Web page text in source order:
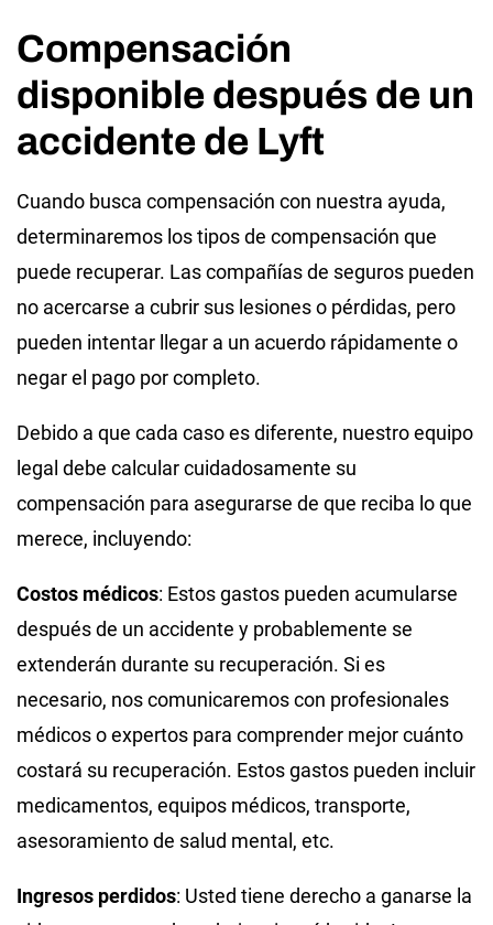
Compensación
disponible después de un
accidente de Lyft
Cuando busca compensación con nuestra ayuda,
determinaremos los tipos de compensación que
puede recuperar. Las compañías de seguros pueden
no acercarse a cubrir sus lesiones o pérdidas, pero
pueden intentar llegar a un acuerdo rápidamente o
negar el pago por completo.
Debido a que cada caso es diferente, nuestro equipo
legal debe calcular cuidadosamente su
compensación para asegurarse de que reciba lo que
merece, incluyendo:
Costos médicos: Estos gastos pueden acumularse
después de un accidente y probablemente se
extenderán durante su recuperación. Si es
necesario, nos comunicaremos con profesionales
médicos o expertos para comprender mejor cuánto
costará su recuperación. Estos gastos pueden incluir
medicamentos, equipos médicos, transporte,
asesoramiento de salud mental, etc.
Ingresos perdidos: Usted tiene derecho a ganarse la